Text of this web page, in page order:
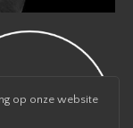
op onze website